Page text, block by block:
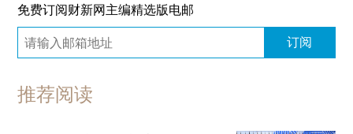
免费订阅财新网主编精选版电邮
订阅
推荐阅读